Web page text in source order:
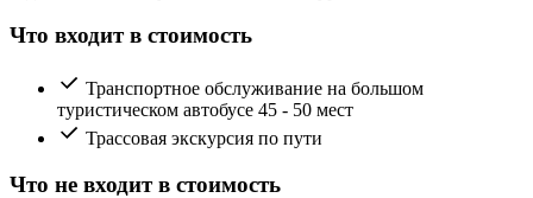
Что входит в стоимость
Транспортное обслуживание на большом
туристическом автобусе 45 - 50 мест
Трассовая экскурсия по пути
Что не входит в стоимость